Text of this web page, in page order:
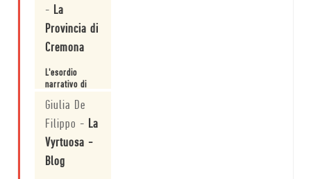
destinato
probabilmente
ad una
carriera
letteraria
feconda e
importante.-
Wake Up
News
- La
Provincia di
Cremona
L'esordio
narrativo di
Giulia De
Filippo - La
Vyrtuosa -
Blog